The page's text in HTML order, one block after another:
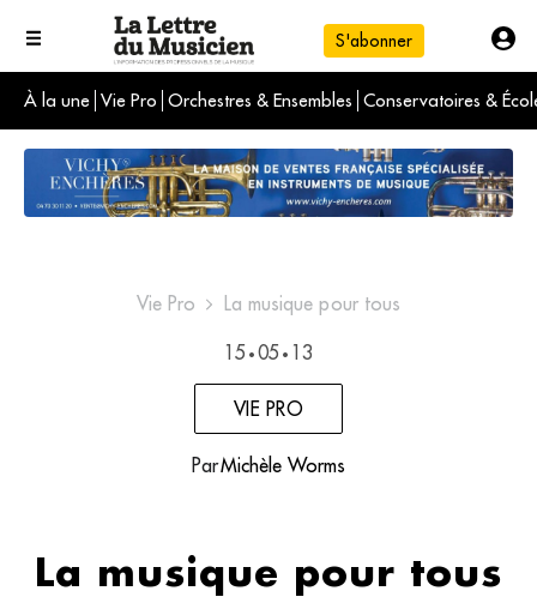
S'abonner
À la une Vie Pro Orchestres & Ensembles Conservatoires &
L'info du jour
Le numéro du mois
International
Vie Pro La musique pour tous
15 • 05 • 13
VIE PRO
ParMichèle Worms
La musique pour tous